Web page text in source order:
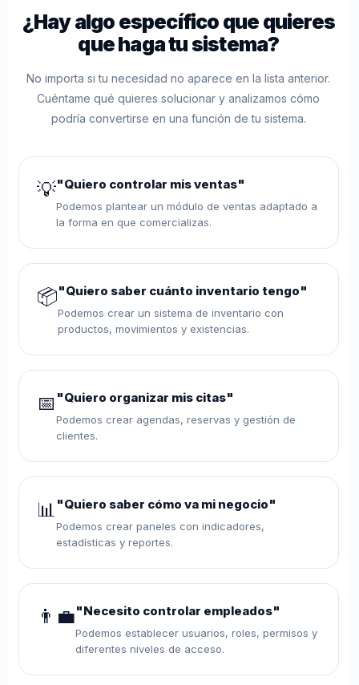
¿Hay algo específico que quieres
que haga tu sistema?
No importa si tu necesidad no aparece en la lista anterior.
Cuéntame qué quieres solucionar y analizamos cómo
podría convertirse en una función de tu sistema.
💡"Quiero controlar mis ventas"
Podemos plantear un módulo de ventas adaptado a
la forma en que comercializas.
📦"Quiero saber cuánto inventario tengo"
Podemos crear un sistema de inventario con
productos, movimientos y existencias.
📅 "Quiero organizar mis citas"
Podemos crear agendas, reservas y gestión de
clientes.
📊 "Quiero saber cómo va mi negocio"
Podemos crear paneles con indicadores,
estadísticas y reportes.
👨‍💼"Necesito controlar empleados"
Podemos establecer usuarios, roles, permisos y
diferentes niveles de acceso.